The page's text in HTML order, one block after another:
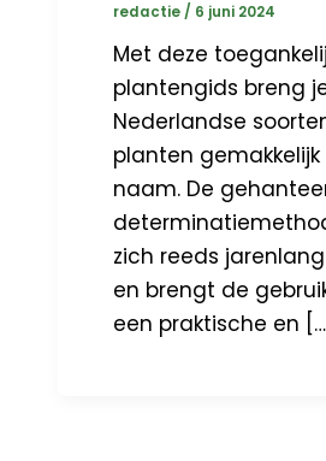
redactie / 6 juni 2024
Met deze
plantengids breng
Nederlandse
planten gemakkelijk
naam. De
zich reeds
en brengt de
een praktische en […]